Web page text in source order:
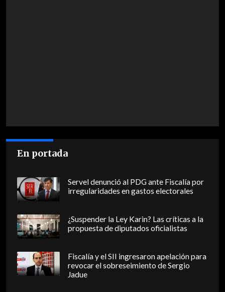
En portada
Servel denunció al PDG ante Fiscalía por
irregularidades en gastos electorales
¿Suspender la Ley Karin? Las críticas a la
propuesta de diputados oficialistas
Fiscalía y el SII ingresaron apelación para
revocar el sobreseimiento de Sergio
Jadue